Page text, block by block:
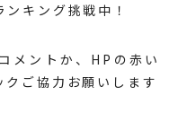
キング挑戦中！
メントか、HPの赤い
ご協力お願いします